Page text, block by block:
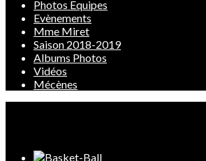
Photos Equipes
Evènements
Mme Miret
Saison 2018-2019
Albums Photos
Vidéos
Mécènes